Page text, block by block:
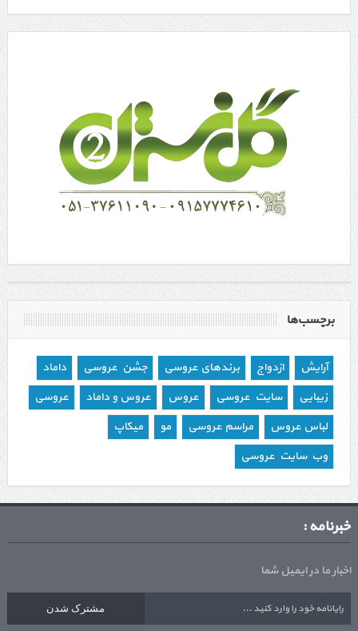
برچسب‌ها
آرایش ازدواج برندهای عروسی جشن عروسی
داماد
زیبایی
سایت عروسی عروس عروس و داماد
عروسی
لباس عروس
مراسم عروسی مو
میکاپ
وب سایت عروسی
خبرنامه :
اخبار ما در ایمیل شما
مشترک شدن